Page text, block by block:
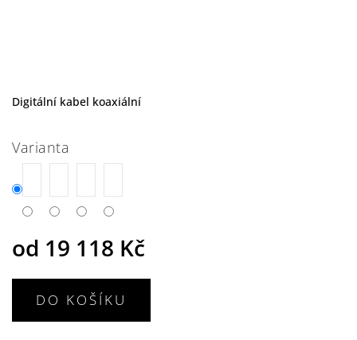
od 19 118 Kč
Varianta
DO KOŠÍKU
Digitální kabel koaxiální